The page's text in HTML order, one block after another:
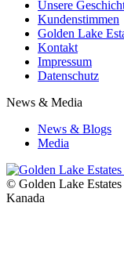
Unsere
Kundenstimmen
Golden Lake
Kontakt
Impressum
Datenschutz
News & Media
News & Blogs
Media
© Golden Lake
Kanada